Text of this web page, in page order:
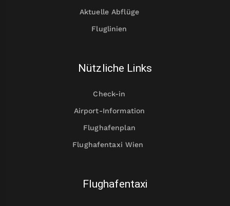
Aktuelle Abflüge
Fluglinien
Nützliche Links
Check-in
Airport-Information
Flughafenplan
Flughafentaxi Wien
Flughafentaxi